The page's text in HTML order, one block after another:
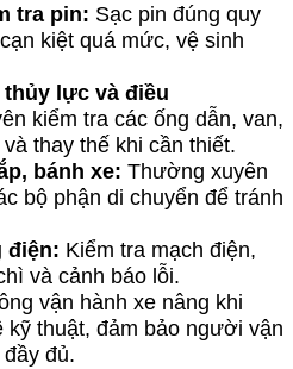
tra pin: Sạc pin đúng quy
kiệt quá mức, vệ sinh
lực và điều
kiểm tra các ống dẫn, van,
thay thế khi cần thiết.
bánh xe: Thường xuyên
bộ phận di chuyển để tránh
điện: Kiểm tra mạch điện,
và cảnh báo lỗi.
vận hành xe nâng khi
kỹ thuật, đảm bảo người vận
đủ.